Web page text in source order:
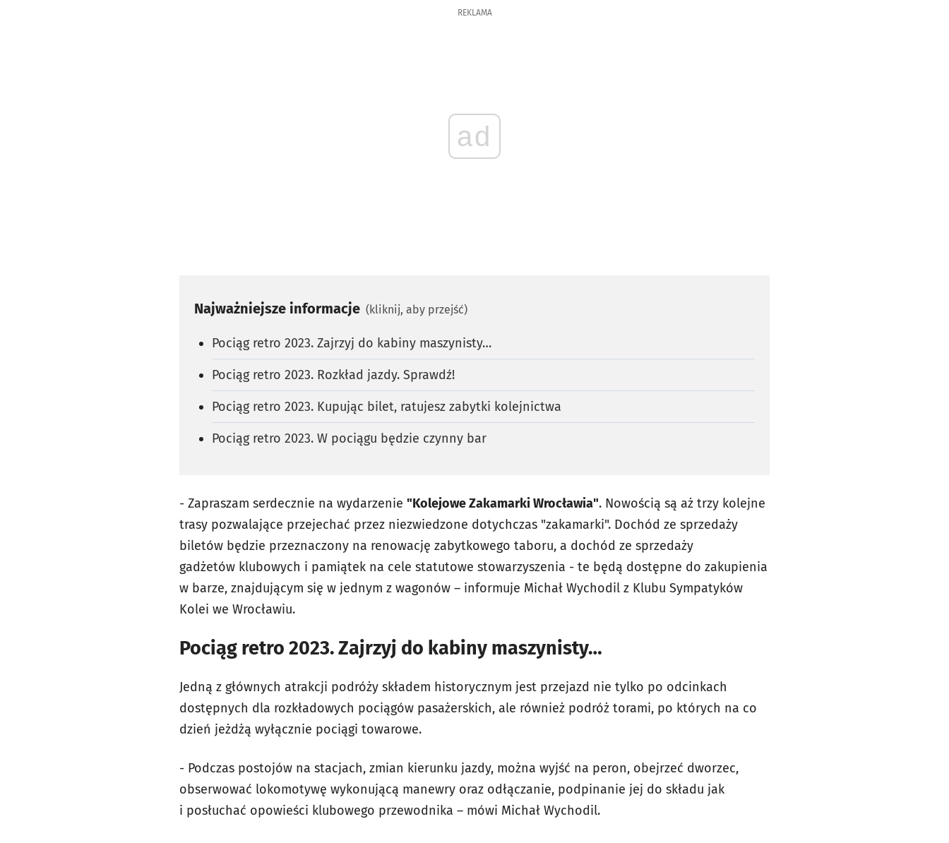
REKLAMA
ad
Najważniejsze informacje (kliknij, aby przejść)
Pociąg retro 2023. Zajrzyj do kabiny maszynisty…
Pociąg retro 2023. Rozkład jazdy. Sprawdź!
Pociąg retro 2023. Kupując bilet, ratujesz zabytki kolejnictwa
Pociąg retro 2023. W pociągu będzie czynny bar
- Zapraszam serdecznie na wydarzenie "Kolejowe Zakamarki Wrocławia". Nowością są aż trzy kolejne
trasy pozwalające przejechać przez niezwiedzone dotychczas "zakamarki". Dochód ze sprzedaży
biletów będzie przeznaczony na renowację zabytkowego taboru, a dochód ze sprzedaży
gadżetów klubowych i pamiątek na cele statutowe stowarzyszenia - te będą dostępne do zakupienia
w barze, znajdującym się w jednym z wagonów – informuje Michał Wychodil z Klubu Sympatyków
Kolei we Wrocławiu.
Pociąg retro 2023. Zajrzyj do kabiny maszynisty…
Jedną z głównych atrakcji podróży składem historycznym jest przejazd nie tylko po odcinkach
dostępnych dla rozkładowych pociągów pasażerskich, ale również podróż torami, po których na co
dzień jeżdżą wyłącznie pociągi towarowe.
- Podczas postojów na stacjach, zmian kierunku jazdy, można wyjść na peron, obejrzeć dworzec,
obserwować lokomotywę wykonującą manewry oraz odłączanie, podpinanie jej do składu jak
i posłuchać opowieści klubowego przewodnika – mówi Michał Wychodil.